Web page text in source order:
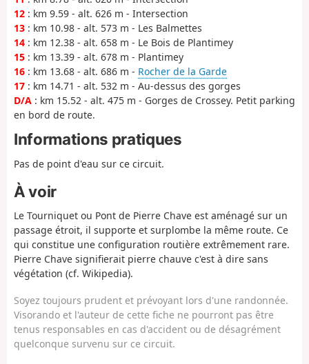
12 : km 9.59 - alt. 626 m - Intersection
13 : km 10.98 - alt. 573 m - Les Balmettes
14 : km 12.38 - alt. 658 m - Le Bois de Plantimey
15 : km 13.39 - alt. 678 m - Plantimey
16 : km 13.68 - alt. 686 m - Rocher de la Garde
17 : km 14.71 - alt. 532 m - Au-dessus des gorges
D/A : km 15.52 - alt. 475 m - Gorges de Crossey. Petit parking
en bord de route.
Informations pratiques
Pas de point d'eau sur ce circuit.
À voir
Le Tourniquet ou Pont de Pierre Chave est aménagé sur un
passage étroit, il supporte et surplombe la même route. Ce
qui constitue une configuration routière extrêmement rare.
Pierre Chave signifierait pierre chauve c'est à dire sans
végétation (cf. Wikipedia).
Soyez toujours prudent et prévoyant lors d'une randonnée.
Visorando et l'auteur de cette fiche ne pourront pas être
tenus responsables en cas d'accident ou de désagrément
quelconque survenu sur ce circuit.